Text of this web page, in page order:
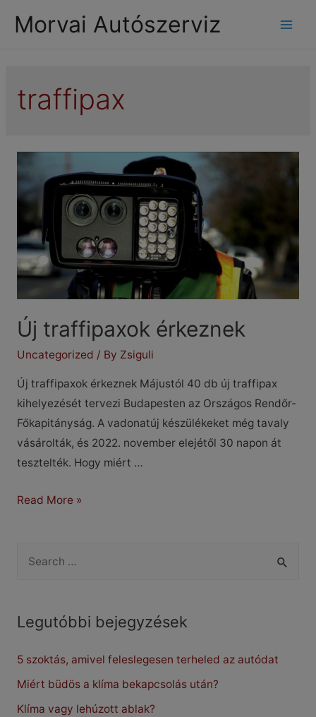
Morvai Autószerviz
traffipax
Új traffipaxok érkeznek
Uncategorized / By Zsiguli
Új traffipaxok érkeznek Májustól 40 db új traffipax
kihelyezését tervezi Budapesten az Országos Rendőr-
Főkapitányság. A vadonatúj készülékeket még tavaly
vásárolták, és 2022. november elejétől 30 napon át
tesztelték. Hogy miért …
Új
Read More »
r
h
f
o
Legutóbbi bejegyzések
5 szoktás, amivel feleslegesen terheled az autódat
Miért büdös a klíma bekapcsolás után?
Klíma vagy lehúzott ablak?